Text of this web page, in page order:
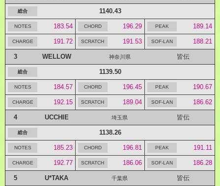
1140.43
183.54 196.29 189.14
191.72 191.53 188.21
3 WELLOW 神奈川県 皆伝
1139.50
184.57 196.45 190.67
192.15 189.04 186.62
4 UCCHIE 埼玉県 皆伝
1138.26
185.23 196.81 191.11
192.77 186.06 186.28
5 U*TAKA 千葉県 皆伝